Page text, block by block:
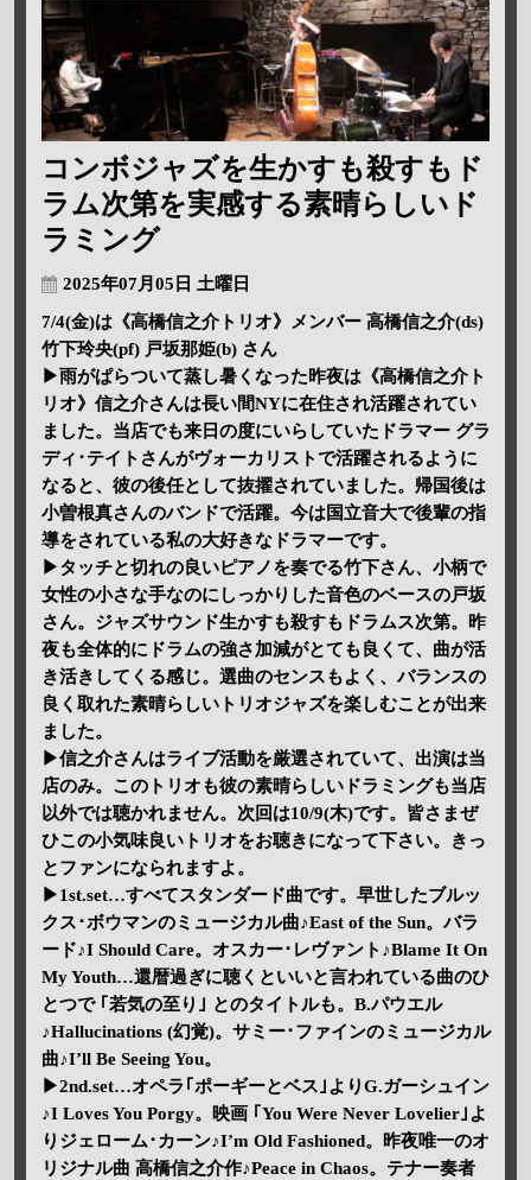
コンボジャズを生かすも殺すもド
ラム次第を実感する素晴らしいド
ラミング
2025年07月05日 土曜日
7/4(金)は《高橋信之介トリオ》メンバー 高橋信之介(ds)
竹下玲央(pf) 戸坂那姫(b) さん
▶雨がぱらついて蒸し暑くなった昨夜は《高橋信之介ト
リオ》信之介さんは長い間NYに在住され活躍されてい
ました。当店でも来日の度にいらしていたドラマー グラ
ディ･テイトさんがヴォーカリストで活躍されるように
なると、彼の後任として抜擢されていました。帰国後は
小曽根真さんのバンドで活躍。今は国立音大で後輩の指
導をされている私の大好きなドラマーです。
▶タッチと切れの良いピアノを奏でる竹下さん、小柄で
女性の小さな手なのにしっかりした音色のベースの戸坂
さん。ジャズサウンド生かすも殺すもドラムス次第。昨
夜も全体的にドラムの強さ加減がとても良くて、曲が活
き活きしてくる感じ。選曲のセンスもよく、バランスの
良く取れた素晴らしいトリオジャズを楽しむことが出来
ました。
▶信之介さんはライブ活動を厳選されていて、出演は当
店のみ。このトリオも彼の素晴らしいドラミングも当店
以外では聴かれません。次回は10/9(木)です。皆さまぜ
ひこの小気味良いトリオをお聴きになって下さい。きっ
とファンになられますよ。
▶1st.set…すべてスタンダード曲です。早世したブルッ
クス･ボウマンのミュージカル曲♪East of the Sun。バラ
ード♪I Should Care。オスカー･レヴァント♪Blame It On
My Youth…還暦過ぎに聴くといいと言われている曲のひ
とつで ｢若気の至り｣ とのタイトルも。B.パウエル
♪Hallucinations (幻覚)。サミー･ファインのミュージカル
曲♪I’ll Be Seeing You。
▶2nd.set…オペラ｢ポーギーとベス｣よりG.ガーシュイン
♪I Loves You Porgy。映画 ｢You Were Never Lovelier｣よ
りジェローム･カーン♪I’m Old Fashioned。昨夜唯一のオ
リジナル曲 高橋信之介作♪Peace in Chaos。テナー奏者